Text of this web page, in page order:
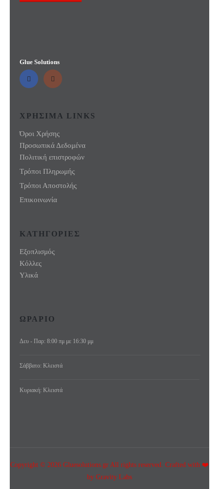
Glue Solutions
ΧΡΗΣΙΜΑ LINKS
Όροι Χρήσης
Προσωπικά Δεδομένα
Πολιτική επιστροφών
Τρόποι Πληρωμής
Τρόποι Αποστολής
Επικοινωνία
ΚΑΤΗΓΟΡΙΕΣ
Εξοπλισμός
Κόλλες
Υλικά
ΩΡΑΡΙΟ
Δευ - Παρ: 8:00 πμ με 16:30 μμ
Σάββατο: Κλειστά
Κυριακή: Κλειστά
Copyright © 2026 Gluesolutions.gr All rights reserved. Crafted with ❤️
by Gravity Labs